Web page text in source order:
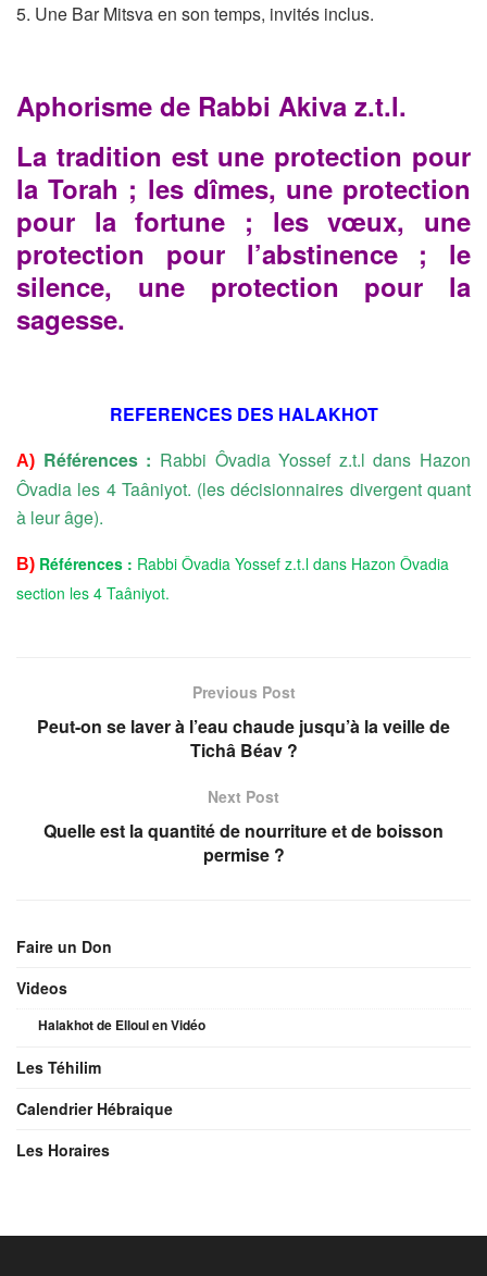
5. Une Bar Mitsva en son temps, invités inclus.
Aphorisme de Rabbi Akiva z.t.l.
La tradition est une protection pour
la Torah ; les dîmes, une protection
pour la fortune ; les vœux, une
protection pour l’abstinence ; le
silence, une protection pour la
sagesse.
REFERENCES DES HALAKHOT
A) Références : Rabbi Ôvadia Yossef z.t.l dans Hazon
Ôvadia les 4 Taâniyot. (les décisionnaires divergent quant
à leur âge).
B) Références : Rabbi Ôvadia Yossef z.t.l dans Hazon Ôvadia
section les 4 Taâniyot.
Previous Post
Peut-on se laver à l’eau chaude jusqu’à la veille de
Tichâ Béav ?
Next Post
Quelle est la quantité de nourriture et de boisson
permise ?
Faire un Don
Videos
Halakhot de Elloul en Vidéo
Les Téhilim
Calendrier Hébraique
Les Horaires